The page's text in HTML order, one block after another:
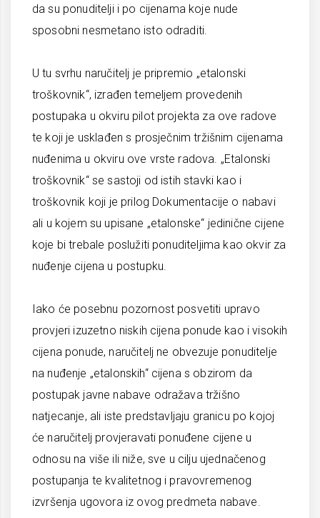
da su ponuditelji i po cijenama koje nude
sposobni nesmetano isto odraditi.
U tu svrhu naručitelj je pripremio „etalonski
troškovnik“, izrađen temeljem provedenih
postupaka u okviru pilot projekta za ove radove
te koji je usklađen s prosječnim tržišnim cijenama
nuđenima u okviru ove vrste radova. „Etalonski
troškovnik“ se sastoji od istih stavki kao i
troškovnik koji je prilog Dokumentacije o nabavi
ali u kojem su upisane „etalonske“ jedinične cijene
koje bi trebale poslužiti ponuditeljima kao okvir za
nuđenje cijena u postupku.
Iako će posebnu pozornost posvetiti upravo
provjeri izuzetno niskih cijena ponude kao i visokih
cijena ponude, naručitelj ne obvezuje ponuditelje
na nuđenje „etalonskih“ cijena s obzirom da
postupak javne nabave odražava tržišno
natjecanje, ali iste predstavljaju granicu po kojoj
će naručitelj provjeravati ponuđene cijene u
odnosu na više ili niže, sve u cilju ujednačenog
postupanja te kvalitetnog i pravovremenog
izvršenja ugovora iz ovog predmeta nabave.